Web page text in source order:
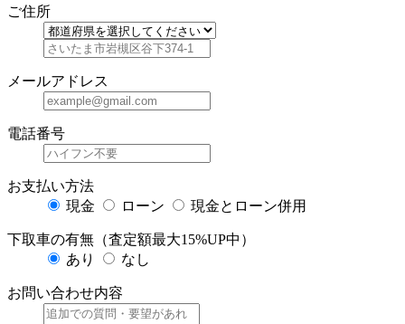
ご住所
メールアドレス
電話番号
お支払い方法
現金
ローン 現金とローン併用
下取車の有無（査定額最大15%UP中）
あり
なし
お問い合わせ内容